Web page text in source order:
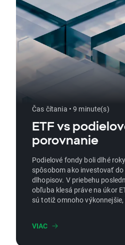
Čas čítania • 9 minute(s)
ETF vs
porovnanie
Podielové fondy boli dlhé
spôsobom ako investovať do
dlhopisov. V priebehu
obľuba klesá práve na úkor
sú totiž omnoho
tieto dve skupiny fondov
VIAC